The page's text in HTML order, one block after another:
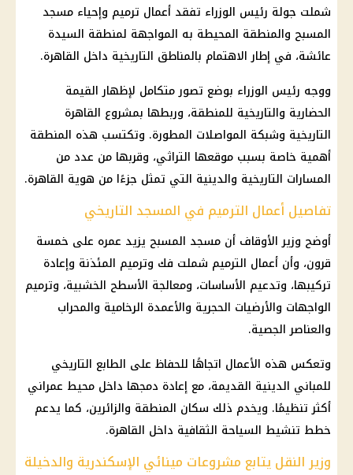
شملت جولة رئيس الوزراء تفقد أعمال ترميم وإحياء مسجد
المسبح والمنطقة المحيطة به المواجهة لمنطقة السيدة
عائشة، في إطار الاهتمام بالمناطق التاريخية داخل القاهرة.
ووجه رئيس الوزراء بوضع تصور متكامل لإظهار القيمة
الحضارية والتاريخية للمنطقة، وربطها بمشروع القاهرة
التاريخية وشبكة المواصلات المطورة. وتكتسب هذه المنطقة
أهمية خاصة بسبب موقعها التراثي، وقربها من عدد من
المسارات التاريخية والدينية التي تمثل جزءًا من هوية القاهرة.
تفاصيل أعمال الترميم في المسجد التاريخي
أوضح وزير الأوقاف أن مسجد المسبح يزيد عمره على خمسة
قرون، وأن أعمال الترميم شملت فك وترميم المئذنة وإعادة
تركيبها، وتدعيم الأساسات، ومعالجة الأسطح الخشبية، وترميم
الواجهات والأرضيات الحجرية والأعمدة الرخامية والمحراب
والعناصر الجصية.
وتعكس هذه الأعمال اتجاهًا للحفاظ على الطابع التاريخي
للمباني الدينية القديمة، مع إعادة دمجها داخل محيط عمراني
أكثر تنظيمًا. ويخدم ذلك سكان المنطقة والزائرين، كما يدعم
خطط تنشيط السياحة الثقافية داخل القاهرة.
وزير النقل يتابع مشروعات مينائي الإسكندرية والدخيلة